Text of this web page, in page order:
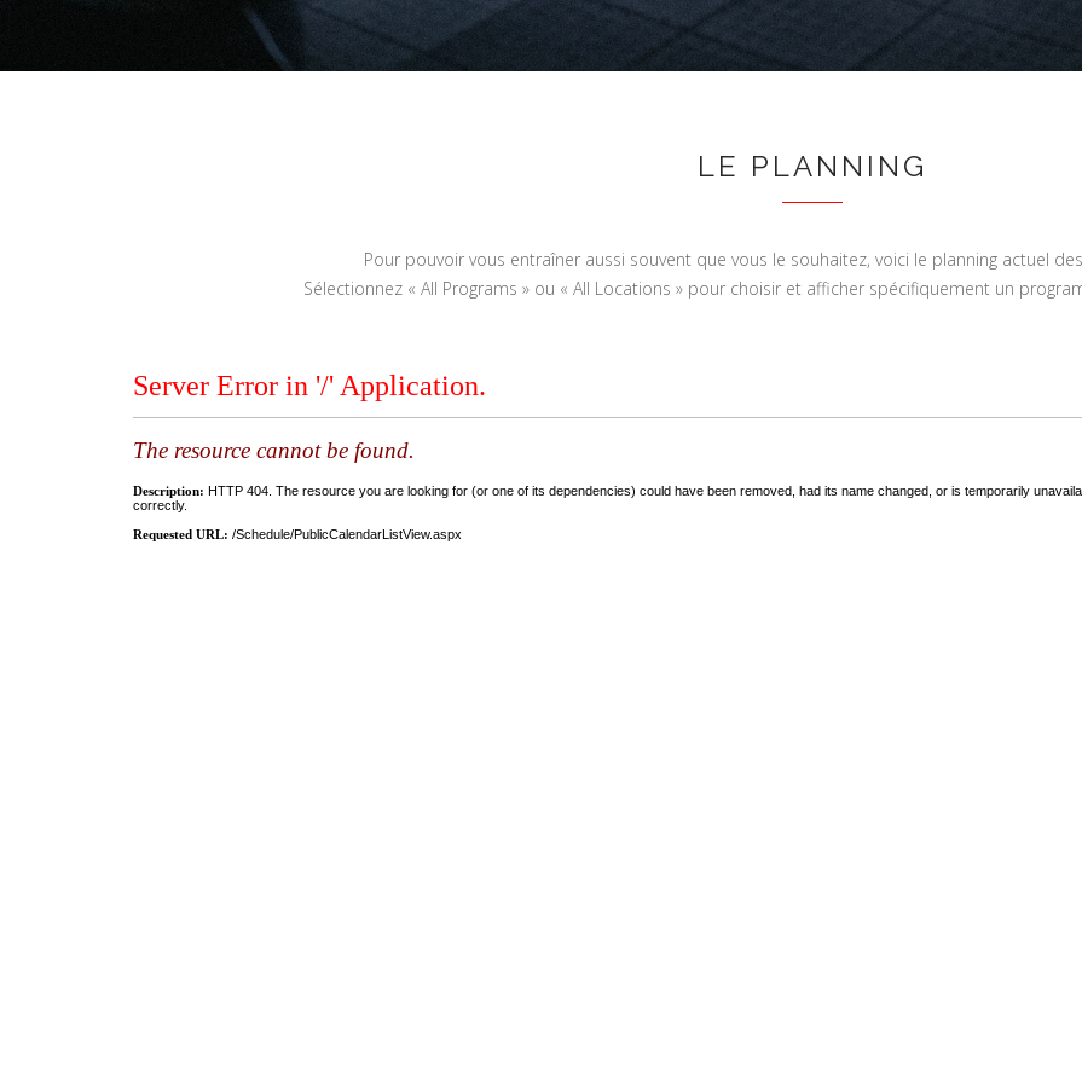
LE PLANNING
Pour pouvoir vous entraîner aussi souvent que vous le souhaitez, voici le planning actuel
Sélectionnez « All Programs » ou « All Locations » pour choisir et afficher spécifiquement un